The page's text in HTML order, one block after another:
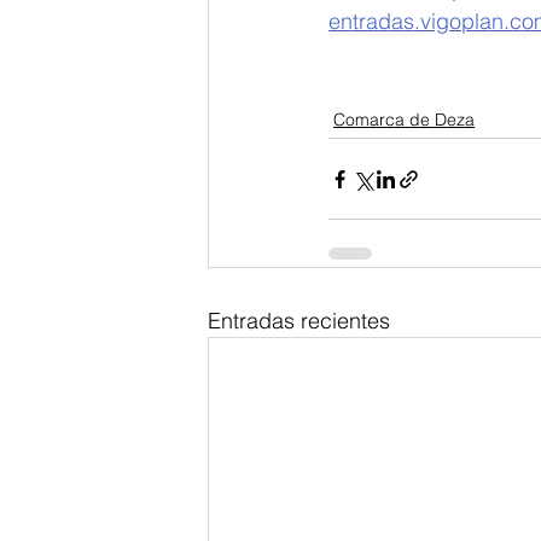
Comarca de Deza
Entradas recientes